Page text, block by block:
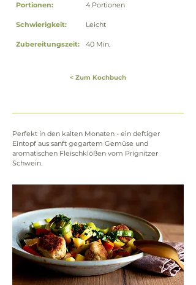
Portionen:
Schwierigkeit:
Zubereitungszeit:
4 Portionen
Leicht
40 Min.
< Zum Kochbuch
Perfekt in den kalten Monaten - ein deftiger
Eintopf aus sanft gegartem Gemüse und
aromatischen Fleischklößen vom Prignitzer
Schwein.